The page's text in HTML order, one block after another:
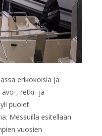
erikokoisia ja
, retki- ja
puolet
Messuilla esitellään
vuosien